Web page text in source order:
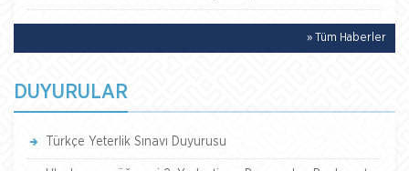
» Tüm Haberler
DUYURULAR
Türkçe Yeterlik Sınavı Duyurusu